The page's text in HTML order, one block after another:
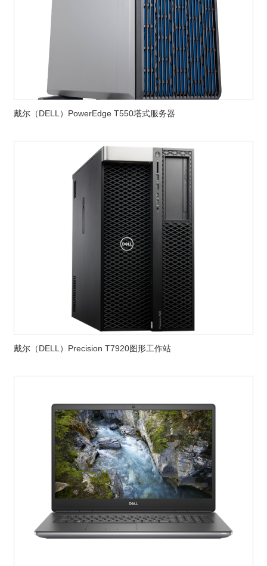
戴尔（DELL）PowerEdge T550塔式服务器
戴尔（DELL）Precision T7920图形工作站